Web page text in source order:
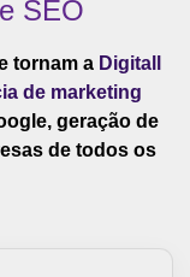
e SEO
tornam a Digitall
de marketing
geração de
de todos os